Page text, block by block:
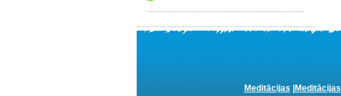
Meditācijas
Meditācijas